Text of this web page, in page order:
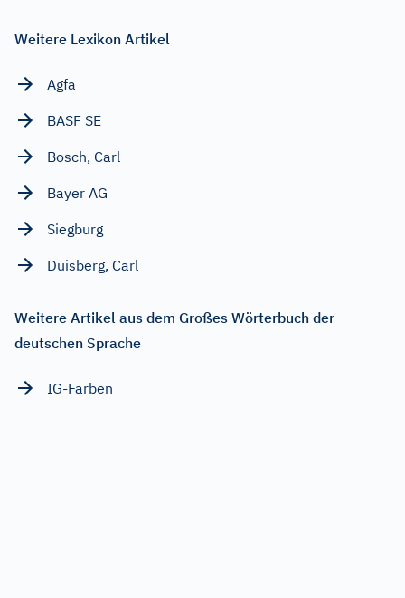
Weitere Lexikon Artikel
Agfa
BASF SE
Bosch, Carl
Bayer AG
Siegburg
Duisberg, Carl
Weitere Artikel aus dem Großes Wörterbuch der
deutschen Sprache
IG-Farben